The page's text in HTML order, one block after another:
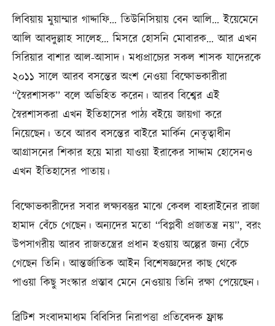
লিবিয়ায় মুয়াম্মার গাদ্দাফি… তিউনিসিয়ায় বেন আলি… ইয়েমেনে
আলি আবদুল্লাহ সালেহ… মিসরে হোসনি মোবারক… আর এখন
সিরিয়ার বাশার আল-আসাদ। মধ্যপ্রাচ্যের সকল শাসক যাদেরকে
২০১১ সালে আরব বসন্তের অংশ নেওয়া বিক্ষোভকারীরা
‘‘স্বৈরশাসক’’ বলে অভিহিত করেন। আরব বিশ্বের এই
স্বৈরশাসকরা এখন ইতিহাসের পাঠ্য বইয়ে জায়গা করে
নিয়েছেন। তবে আরব বসন্তের বাইরে মার্কিন নেতৃত্বাধীন
আগ্রাসনের শিকার হয়ে মারা যাওয়া ইরাকের সাদ্দাম হোসেনও
এখন ইতিহাসের পাতায়।
বিক্ষোভকারীদের সবার লক্ষ্যবস্তুর মাঝে কেবল বাহরাইনের রাজা
হামাদ বেঁচে গেছেন। অন্যদের মতো ‘‘বিপ্লবী প্রজাতন্ত্র নয়’’, বরং
উপসাগরীয় আরব রাজতন্ত্রের প্রধান হওয়ায় অল্পের জন্য বেঁচে
গেছেন তিনি। আন্তর্জাতিক আইন বিশেষজ্ঞদের কাছ থেকে
পাওয়া কিছু সংস্কার প্রস্তাব মেনে নেওয়ায় তিনি রক্ষা পেয়েছেন।
ব্রিটিশ সংবাদমাধ্যম বিবিসির নিরাপত্তা প্রতিবেদক ফ্রাঙ্ক